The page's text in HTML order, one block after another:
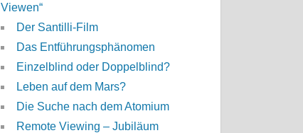
Viewen“
Der Santilli-Film
Das Entführungsphänomen
Einzelblind oder Doppelblind?
Leben auf dem Mars?
Die Suche nach dem Atomium
Remote Viewing – Jubiläum